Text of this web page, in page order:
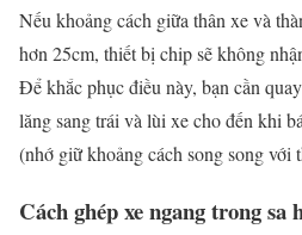
Nếu khoảng cách giữa thân xe và
hơn 25cm, thiết bị chip sẽ không
Để khắc phục điều này, bạn cần
lăng sang trái và lùi xe cho đến khi
(nhớ giữ khoảng cách song song với
Cách ghép xe ngang trong sa